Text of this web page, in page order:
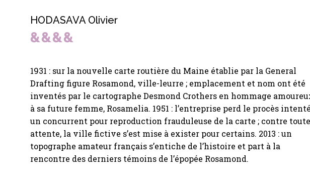
HODASAVA Olivier
1931 : sur la nouvelle carte routière du Maine établie par la General
Drafting figure Rosamond, ville-leurre ; emplacement et nom ont été
inventés par le cartographe Desmond Crothers en hommage
à sa future femme, Rosamelia. 1951 : l’entreprise perd le procès
un concurrent pour reproduction frauduleuse de la carte ; contre
attente, la ville fictive s’est mise à exister pour certains. 2013 : un
topographe amateur français s’entiche de l’histoire et part à la
rencontre des derniers témoins de l’épopée Rosamond.